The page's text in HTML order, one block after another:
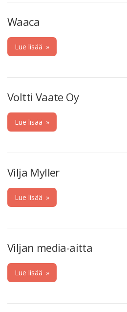
Waaca
Lue lisää »
Voltti Vaate Oy
Lue lisää »
Vilja Myller
Lue lisää »
Viljan media-aitta
Lue lisää »